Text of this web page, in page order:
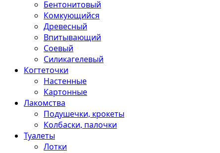
Бентонитовый
Комкующийся
Древесный
Впитывающий
Соевый
Силикагелевый
Когтеточки
Настенные
Картонные
Лакомства
Подушечки, крокеты
Колбаски, палочки
Туалеты
Лотки